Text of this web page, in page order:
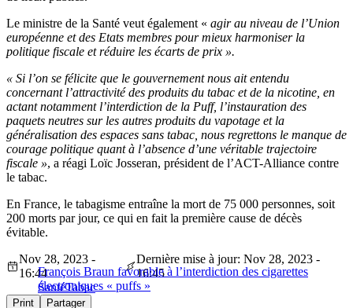
Le ministre de la Santé veut également « agir au niveau de l’Union
européenne et des Etats membres pour mieux harmoniser la
politique fiscale et réduire les écarts de prix ».
« Si l’on se félicite que le gouvernement nous ait entendu
concernant l’attractivité des produits du tabac et de la nicotine, en
actant notamment l’interdiction de la Puff, l’instauration des
paquets neutres sur les autres produits du vapotage et la
généralisation des espaces sans tabac, nous regrettons le manque de
courage politique quant à l’absence d’une véritable trajectoire
fiscale », a réagi Loïc Josseran, président de l’ACT-Alliance contre
le tabac.
En France, le tabagisme entraîne la mort de 75 000 personnes, soit
200 morts par jour, ce qui en fait la première cause de décès
évitable.
François Braun favorable à l’interdiction des cigarettes
électroniques « puffs »
Nov 28, 2023 -
16:44
Dernière mise à jour: Nov 28, 2023 -
16:45
SantéTabac
Print Partager